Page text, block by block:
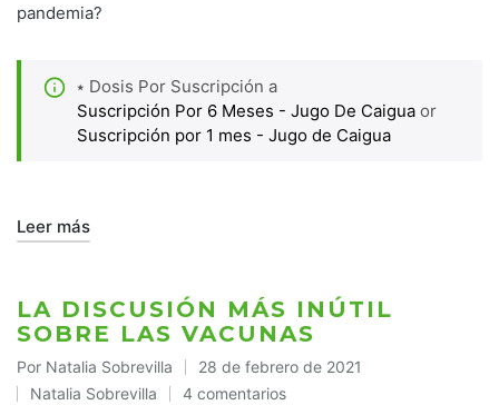
pandemia?
⭑ Dosis Por Suscripción a
Suscripción Por 6 Meses - Jugo De Caigua or
Suscripción por 1 mes - Jugo de Caigua
Leer más
LA DISCUSIÓN MÁS INÚTIL
SOBRE LAS VACUNAS
Publicado
Por Natalia Sobrevilla 28 de febrero de 2021
Natalia Sobrevilla 4 comentarios